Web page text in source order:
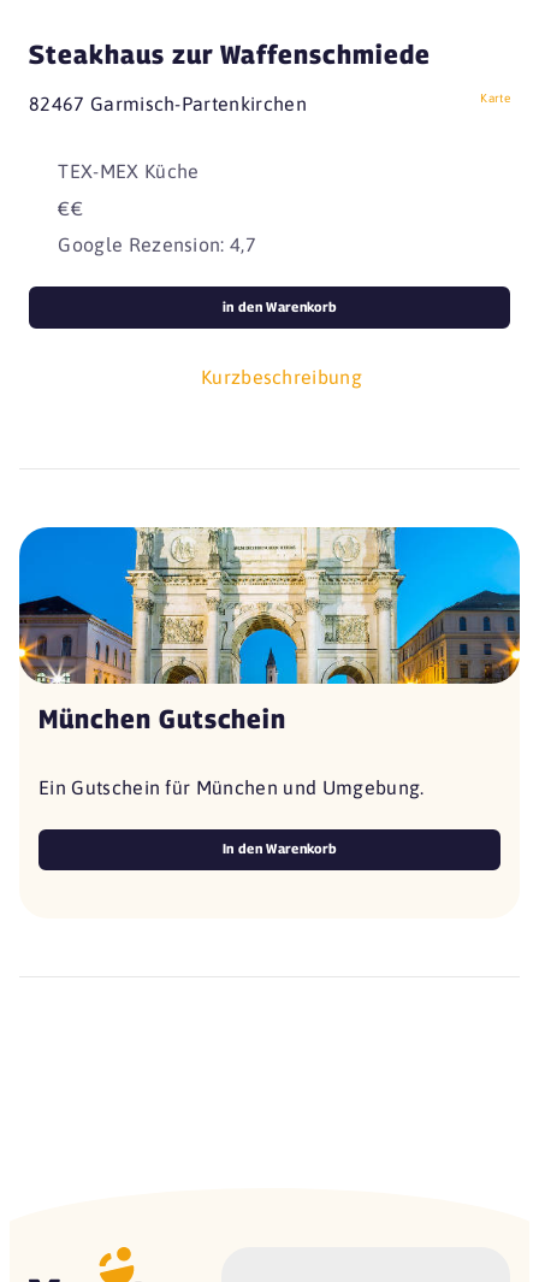
Steakhaus zur Waffenschmiede
82467 Garmisch-Partenkirchen Karte
TEX-MEX Küche
€€
Google Rezension: 4,7
Kurzbeschreibung
in den Warenkorb
München Gutschein
Ein Gutschein für München und Umgebung.
In den Warenkorb